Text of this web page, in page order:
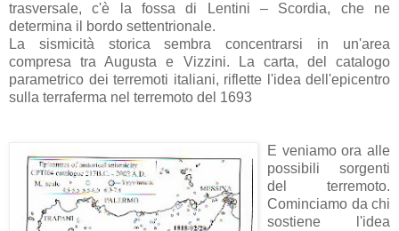
trasversale, c'è la fossa di Lentini – Scordia, che ne
determina il bordo settentrionale.
La sismicità storica sembra concentrarsi in un'area
compresa tra Augusta e Vizzini. La carta, del catalogo
parametrico dei terremoti italiani, riflette l'idea dell'epicentro
sulla terraferma nel terremoto del 1693
E veniamo ora alle
possibili sorgenti
del terremoto.
Cominciamo da chi
sostiene l'idea